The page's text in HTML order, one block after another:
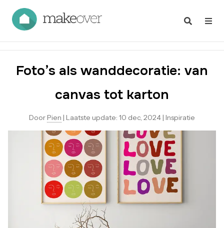
Foto’s als wanddecoratie: van
canvas tot karton
Door Pien | Laatste update: 10 dec, 2024 | Inspiratie